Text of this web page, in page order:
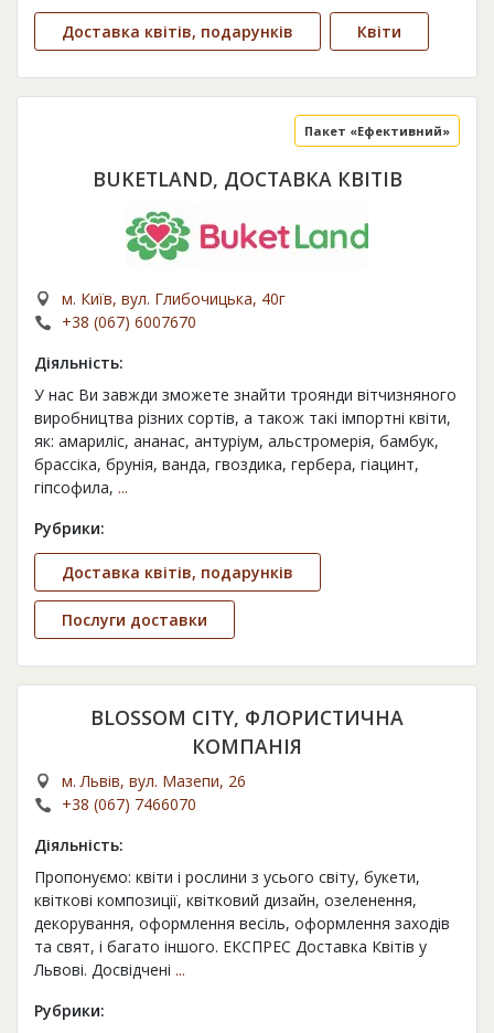
Доставка квітів, подарунків Квіти
BUKETLAND, ДОСТАВКА КВІТІВ
Пакет «Ефективний»
м. Київ, вул. Глибочицька, 40г
+38 (067) 6007670
Діяльність:
У нас Ви завжди зможете знайти троянди вітчизняного
виробництва різних сортів, а також такі імпортні квіти,
як: амариліс, ананас, антуріум, альстромерія, бамбук,
брассіка, брунія, ванда, гвоздика, гербера, гіацинт,
гіпсофила, ...
Рубрики:
Доставка квітів, подарунків
Послуги доставки
BLOSSOM CITY, ФЛОРИСТИЧНА
КОМПАНІЯ
м. Львів, вул. Мазепи, 26
+38 (067) 7466070
Діяльність:
Пропонуємо: квіти і рослини з усього світу, букети,
квіткові композиції, квітковий дизайн, озеленення,
декорування, оформлення весіль, оформлення заходів
та свят, і багато іншого. ЕКСПРЕС Доставка Квітів у
Львові. Досвідчені ...
Рубрики: